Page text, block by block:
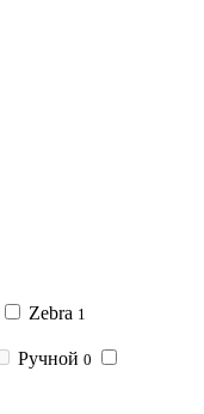
Zebra 1
Ручной 0